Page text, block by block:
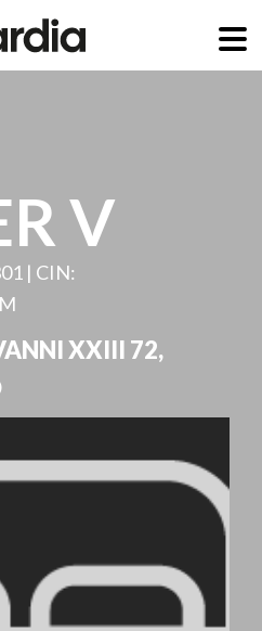
V
| CIN:
XXIII 72,